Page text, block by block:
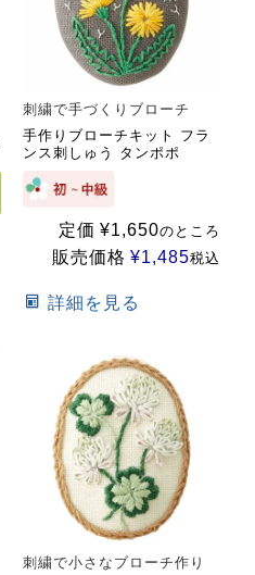
刺繍で手づくりブローチ
手作りブローチキット フラ
ンス刺しゅう タンポポ
定価 ¥1,650のところ
販売価格 ¥1,485税込
詳細を見る
刺繍で小さなブローチ作り